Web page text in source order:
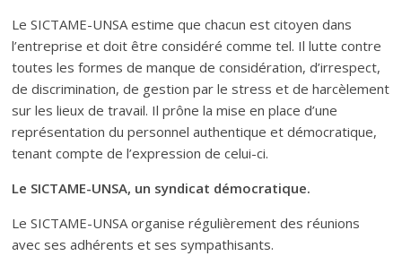
Le SICTAME-UNSA estime que chacun est citoyen dans
l’entreprise et doit être considéré comme tel. Il lutte contre
toutes les formes de manque de considération, d’irrespect,
de discrimination, de gestion par le stress et de harcèlement
sur les lieux de travail. Il prône la mise en place d’une
représentation du personnel authentique et démocratique,
tenant compte de l’expression de celui-ci.
Le SICTAME-UNSA, un syndicat démocratique.
Le SICTAME-UNSA organise régulièrement des réunions
avec ses adhérents et ses sympathisants.